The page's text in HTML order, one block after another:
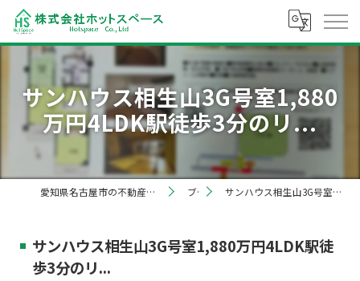
サンハウス相生山3G号室1,880
万円4LDK駅徒歩3分のリ...
愛知県名古屋市の不動産売却なら株式会社ホットスペース ブログ サンハウス相生山3G号室1,880万円4LDK駅徒歩3分のリ...
サンハウス相生山3G号室1,880万円4LDK駅徒
歩3分のリ...